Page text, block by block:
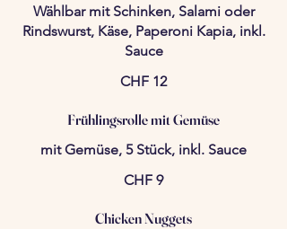
Wählbar mit Schinken, Salami oder
Rindswurst, Käse, Paperoni Kapia, inkl.
Sauce
CHF 12
Frühlingsrolle mit Gemüse
mit Gemüse, 5 Stück, inkl. Sauce
CHF 9
Chicken Nuggets